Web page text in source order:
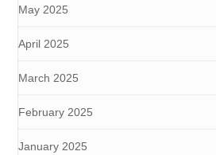
May 2025
April 2025
March 2025
February 2025
January 2025